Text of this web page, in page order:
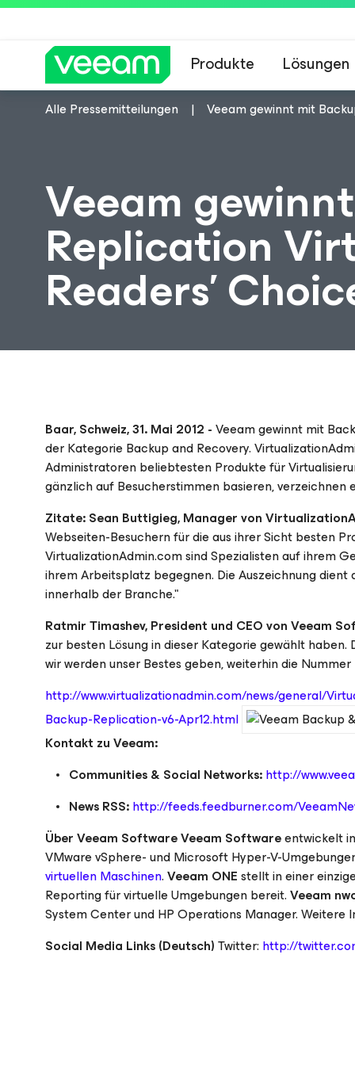
Produkte Lösungen
Alle Pressemitteilungen Veeam gewinnt mit
Veeam
Replication
Readers’
Baar, Schweiz, 31. Mai 2012 -Veeam gewinnt mit
der Kategorie Backup and Recovery.
Administratoren beliebtesten Produkte für
gänzlich auf Besucherstimmen basieren, verzeichnen
Zitate:Sean Buttigieg, Manager von
Webseiten-Besuchern für die aus ihrer Sicht besten
VirtualizationAdmin.com sind Spezialisten auf ihrem
ihrem Arbeitsplatz begegnen. Die Auszeichnung
innerhalb der Branche."
Ratmir Timashev, President und CEO von Veeam
zur besten Lösung in dieser Kategorie gewählt
wir werden unser Bestes geben, weiterhin die
http://www.virtualizationadmin.com/news/general/
Backup-Replication-v6-Apr12.html
Kontakt zu Veeam:
Communities & Social Networks:http://
News RSS:http://feeds.feedburner.com/
Über Veeam SoftwareVeeam Softwareentwickelt
VMware vSphere- und Microsoft Hyper-V-
virtuellen Maschinen.Veeam ONEstellt in einer
Reporting für virtuelle Umgebungen bereit.Veeam
System Center und HP Operations Manager.
Social Media Links (Deutsch)Twitter: http://